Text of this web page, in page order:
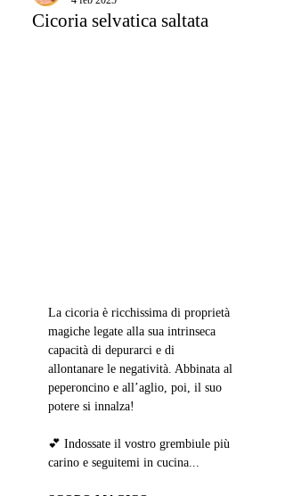
Cicoria selvatica saltata
La cicoria è ricchissima di proprietà
magiche legate alla sua intrinseca
capacità di depurarci e di
allontanare le negatività. Abbinata al
peperoncino e all’aglio, poi, il suo
potere si innalza!
💕 Indossate il vostro grembiule più
carino e seguitemi in cucina...